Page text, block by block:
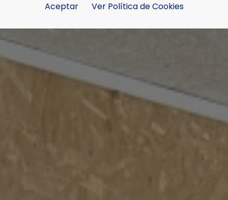
Aceptar Ver Política de Cookies